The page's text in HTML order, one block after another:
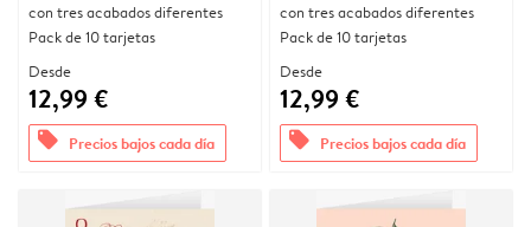
con tres acabados diferentes
Pack de 10 tarjetas
Desde
12,99 €
offers Precios bajos cada día
con tres acabados diferentes
Pack de 10 tarjetas
Desde
12,99 €
offers Precios bajos cada día